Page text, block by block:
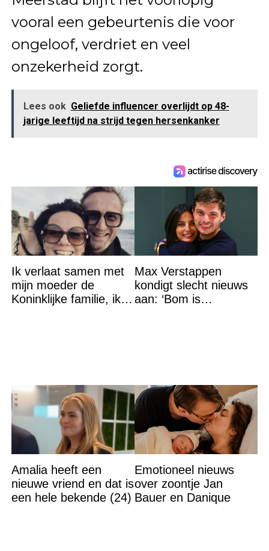
vooral een gebeurtenis die voor
ongeloof, verdriet en veel
onzekerheid zorgt.
Lees ook Geliefde influencer overlijdt op 48-
jarige leeftijd na strijd tegen hersenkanker
Ik verlaat samen met
mijn moeder de
Koninklijke familie, ik
Max Verstappen
kondigt slecht nieuws
aan: ‘Bom is
Amalia heeft een
nieuwe vriend en dat is
een hele bekende (24)
Emotioneel nieuws
over zoontje Jan
Bauer en Danique